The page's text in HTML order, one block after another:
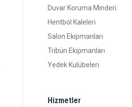
Duvar Koruma Minderi
Hentbol Kaleleri
Salon Ekipmanları
Tribün Ekipmanları
Yedek Kulübeleri
Hizmetler